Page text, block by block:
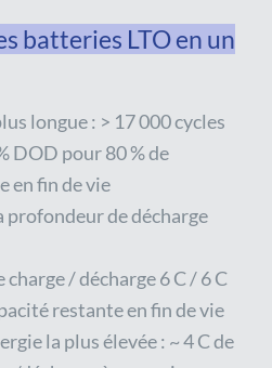
batteries LTO en un
longue : > 17 000 cycles
DOD pour 80 % de
en fin de vie
profondeur de décharge
charge / décharge 6 C / 6 C
restante en fin de vie
la plus élevée : ~ 4 C de